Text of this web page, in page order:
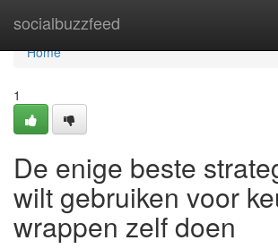
socialbuzzfeed
Home
Home
1
De enige beste
wilt gebruiken voor
wrappen zelf doen